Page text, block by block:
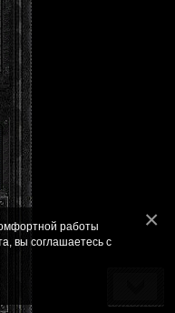
работы
вы соглашаетесь с